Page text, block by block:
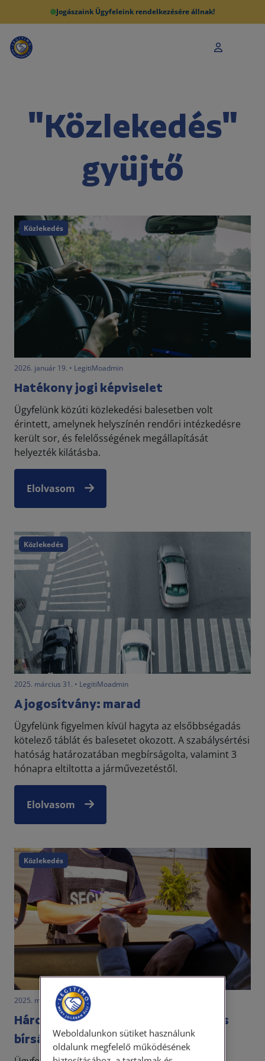
Jogászaink Ügyfeleink rendelkezésére állnak!
"Közlekedés"
gyüjtő
Közlekedés
2026. január 19. • LegitiMoadmin
Hatékony jogi képviselet
Ügyfelünk közúti közlekedési balesetben volt
érintett, amelynek helyszínén rendőri intézkedésre
került sor, és felelősségének megállapítását
helyezték kilátásba.
Elolvasom
Közlekedés
2025. március 31. • LegitiMoadmin
A jogosítvány: marad
Ügyfelünk figyelmen kívül hagyta az elsőbbségadás
kötelező táblát és balesetet okozott. A szabálysértési
hatóság határozatában megbírságolta, valamint 3
hónapra eltiltotta a járművezetéstől.
Elolvasom
Közlekedés
2025. március 19. • LegitiMoadmin
Három óra alatt töröltettük a téves
bírságotWeboldalunkon sütiket használunk
oldalunk megfelelő működésének